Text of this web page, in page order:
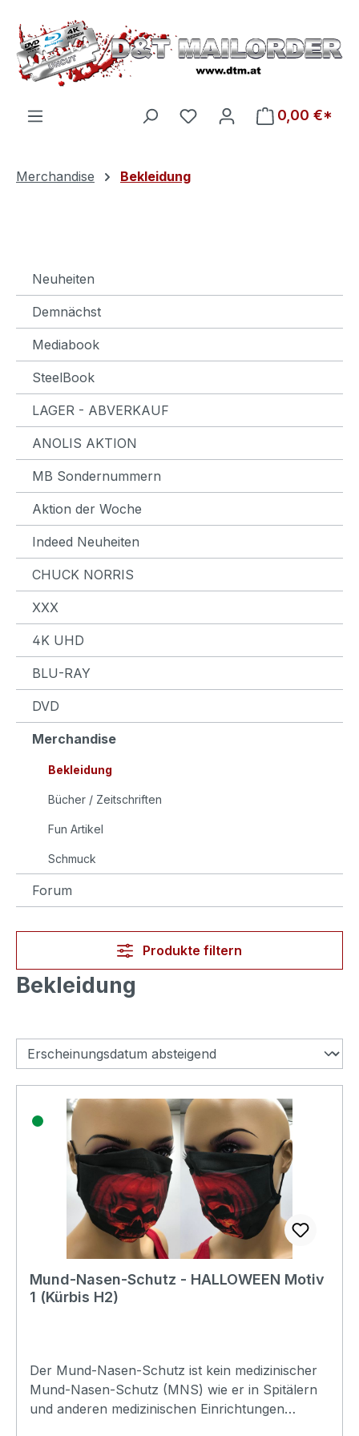
Zum Hauptinhalt springen
Du hast 0 Produkte auf
0,00 €*
Merchandise Bekleidung
Neuheiten
Demnächst
Mediabook
SteelBook
LAGER - ABVERKAUF
ANOLIS AKTION
MB Sondernummern
Aktion der Woche
Indeed Neuheiten
CHUCK NORRIS
XXX
4K UHD
BLU-RAY
DVD
Merchandise
Bekleidung
Bücher / Zeitschriften
Fun Artikel
Schmuck
Forum
Produkte filtern
Bekleidung
Mund-Nasen-Schutz - HALLOWEEN Motiv
1 (Kürbis H2)
Der Mund-Nasen-Schutz ist kein medizinischer
Mund-Nasen-Schutz (MNS) wie er in Spitälern
und anderen medizinischen Einrichtungen